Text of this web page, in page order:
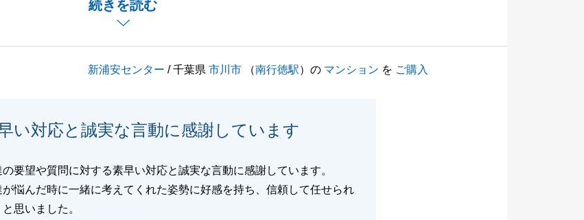
続きを読む
終えることができました。
いたします。
新浦安センター / 千葉県市川市 （南行徳駅）の マンション を ご購入
い対応と誠実な言動に感謝しています
の要望や質問に対する素早い対応と誠実な言動に感謝しています。
が悩んだ時に一緒に考えてくれた姿勢に好感を持ち、信頼して任せられ
と思いました。